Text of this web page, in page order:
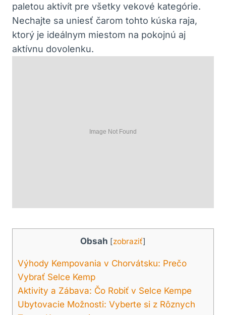
paletou aktivít pre všetky vekové kategórie.
Nechajte sa uniesť čarom tohto kúska raja,
ktorý je ideálnym miestom na pokojnú aj
aktívnu dovolenku.
Obsah [zobraziť]
Výhody Kempovania v Chorvátsku: Prečo
Vybrať Selce Kemp
Aktivity a Zábava: Čo Robiť v Selce Kempe
Ubytovacie Možnosti: Vyberte si z Rôznych